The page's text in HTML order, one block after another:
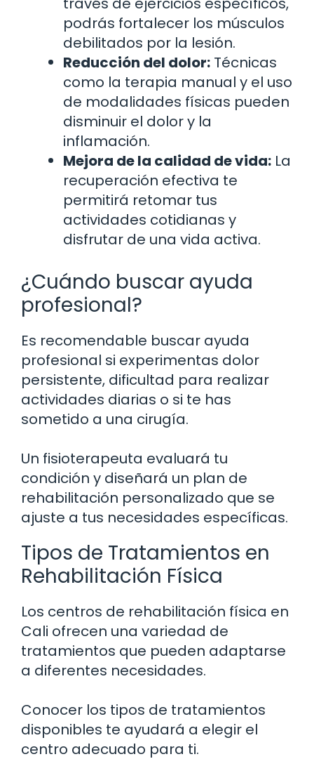
podrás fortalecer los músculos
debilitados por la lesión.
Reducción del dolor: Técnicas
como la terapia manual y el uso
de modalidades físicas pueden
disminuir el dolor y la
inflamación.
Mejora de la calidad de vida: La
recuperación efectiva te
permitirá retomar tus
actividades cotidianas y
disfrutar de una vida activa.
¿Cuándo buscar ayuda
profesional?
Es recomendable buscar ayuda
profesional si experimentas dolor
persistente, dificultad para realizar
actividades diarias o si te has
sometido a una cirugía.
Un fisioterapeuta evaluará tu
condición y diseñará un plan de
rehabilitación personalizado que se
ajuste a tus necesidades específicas.
Tipos de Tratamientos en
Rehabilitación Física
Los centros de rehabilitación física en
Cali ofrecen una variedad de
tratamientos que pueden adaptarse
a diferentes necesidades.
Conocer los tipos de tratamientos
disponibles te ayudará a elegir el
centro adecuado para ti.